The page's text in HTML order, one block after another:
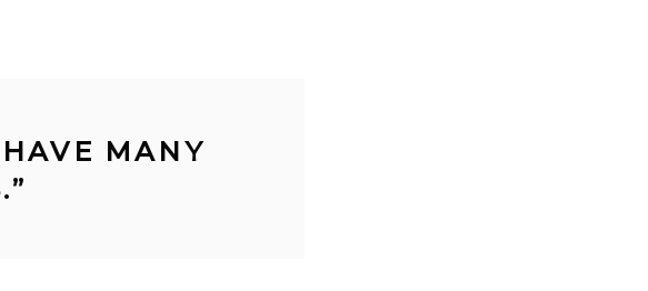
MANY
”